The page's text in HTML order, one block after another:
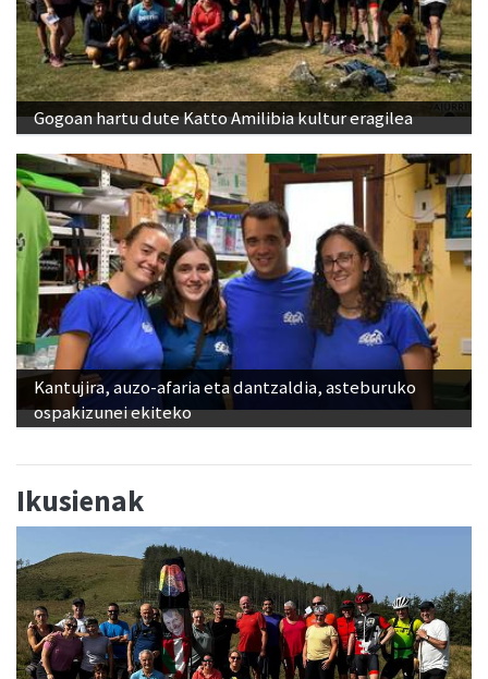
Gogoan hartu dute Katto Amilibia kultur eragilea
Kantujira, auzo-afaria eta dantzaldia, asteburuko
ospakizunei ekiteko
Ikusienak